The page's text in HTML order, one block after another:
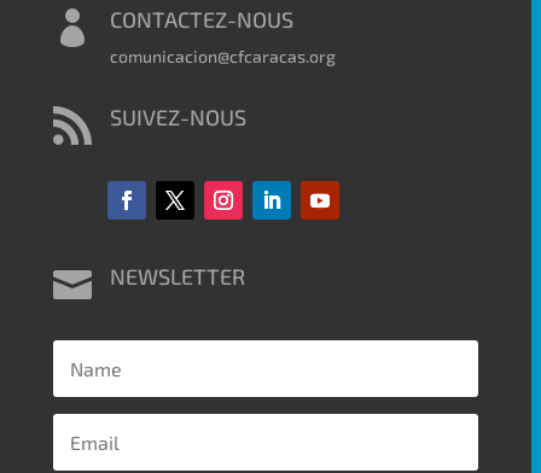
 CONTACTEZ-NOUS
comunicacion@cfcaracas.org
 SUIVEZ-NOUS
 NEWSLETTER